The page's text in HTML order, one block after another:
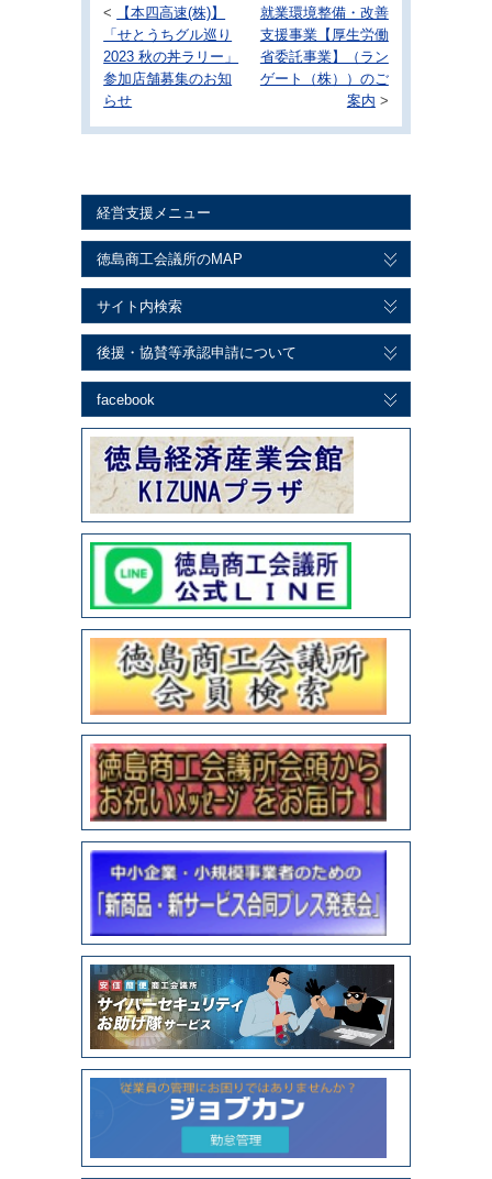
<
【本四高速(株)】
「せとうちグル巡り
2023 秋の丼ラリー」
参加店舗募集のお知
らせ
就業環境整備・改善
支援事業【厚生労働
省委託事業】（ラン
ゲート（株））のご
案内 >
経営支援メニュー
徳島商工会議所のMAP
サイト内検索
後援・協賛等承認申請について
facebook